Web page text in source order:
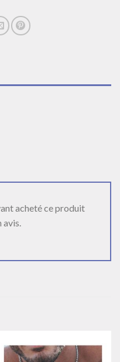
acheté ce produit
avis.